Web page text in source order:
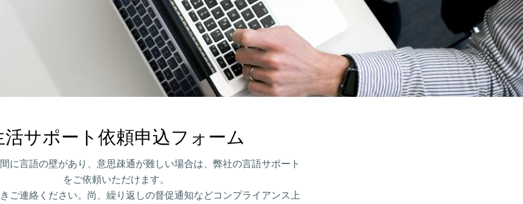
活サポート依頼申込フォーム
に言語の壁があり、意思疎通が難しい場合は、弊社の言語サポート
をご依頼いただけます。
ご連絡ください。尚、繰り返しの督促通知などコンプライアンス上